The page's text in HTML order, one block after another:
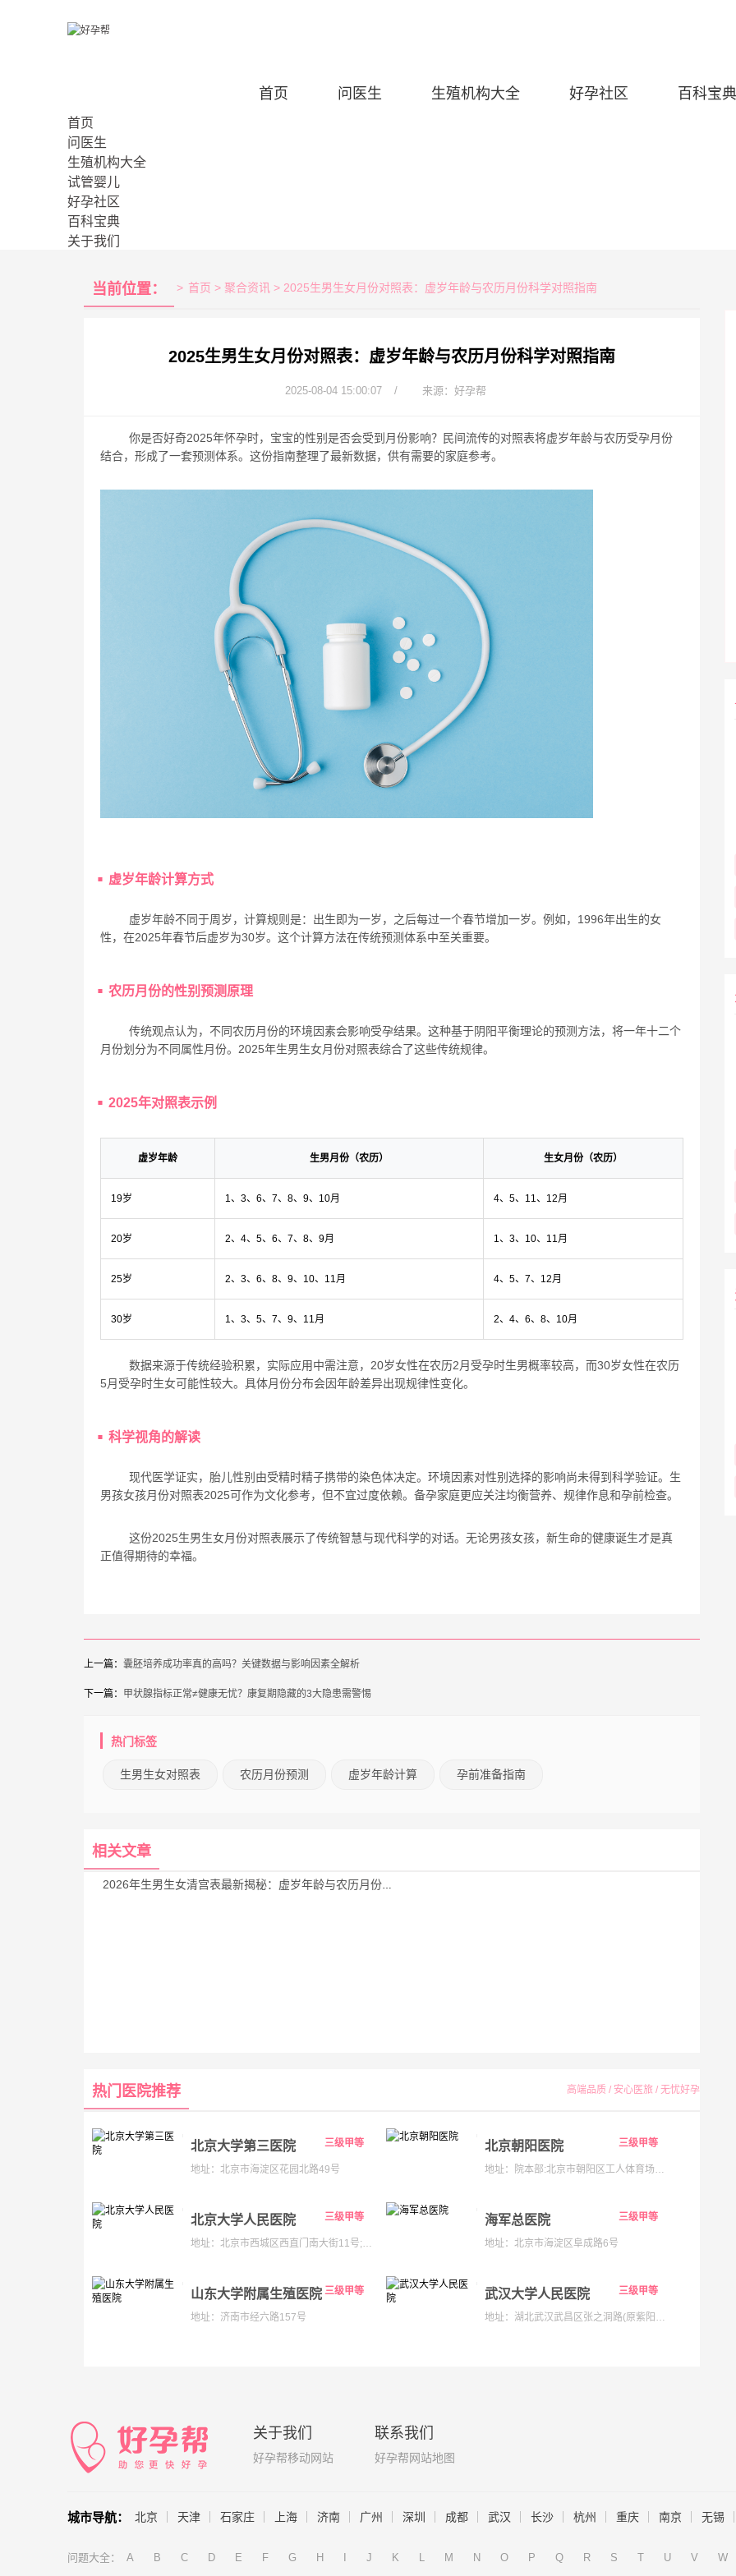
首页 问医生 生殖机构大全 好孕社区 百科宝典
首页
问医生
生殖机构大全
试管婴儿
好孕社区
百科宝典
关于我们
当前位置： > 首页 > 聚合资讯 > 2025生男生女月份对照表：虚岁年龄与农历月份科学对照指南
2025生男生女月份对照表：虚岁年龄与农历月份科学对照指南
2025-08-04 15:00:07 / 来源：好孕帮
你是否好奇2025年怀孕时，宝宝的性别是否会受到月份影响？民间流传的对照表将虚岁年龄与农历受孕月份
结合，形成了一套预测体系。这份指南整理了最新数据，供有需要的家庭参考。
虚岁年龄计算方式
虚岁年龄不同于周岁，计算规则是：出生即为一岁，之后每过一个春节增加一岁。例如，1996年出生的女
性，在2025年春节后虚岁为30岁。这个计算方法在传统预测体系中至关重要。
农历月份的性别预测原理
传统观点认为，不同农历月份的环境因素会影响受孕结果。这种基于阴阳平衡理论的预测方法，将一年十二个
月份划分为不同属性月份。2025年生男生女月份对照表综合了这些传统规律。
2025年对照表示例
虚岁年龄 生男月份（农历） 生女月份（农历）
19岁 1、3、6、7、8、9、10月 4、5、11、12月
20岁 2、4、5、6、7、8、9月 1、3、10、11月
25岁 2、3、6、8、9、10、11月 4、5、7、12月
30岁 1、3、5、7、9、11月 2、4、6、8、10月
数据来源于传统经验积累，实际应用中需注意，20岁女性在农历2月受孕时生男概率较高，而30岁女性在农历
5月受孕时生女可能性较大。具体月份分布会因年龄差异出现规律性变化。
科学视角的解读
现代医学证实，胎儿性别由受精时精子携带的染色体决定。环境因素对性别选择的影响尚未得到科学验证。生
男孩女孩月份对照表2025可作为文化参考，但不宜过度依赖。备孕家庭更应关注均衡营养、规律作息和孕前检查。
这份2025生男生女月份对照表展示了传统智慧与现代科学的对话。无论男孩女孩，新生命的健康诞生才是真
正值得期待的幸福。
上一篇： 囊胚培养成功率真的高吗？关键数据与影响因素全解析
下一篇： 甲状腺指标正常≠健康无忧？康复期隐藏的3大隐患需警惕
热门标签
生男生女对照表 农历月份预测 虚岁年龄计算 孕前准备指南
相关文章
2026年生男生女清宫表最新揭秘：虚岁年龄与农历月份精准预测指南
热门医院推荐 高端品质 / 安心医旅 / 无忧好孕
北京大学第三医院 三级甲等
地址：北京市海淀区花园北路49号
北京朝阳医院 三级甲等
地址：院本部:北京市朝阳区工人体育场南路8号;京西院区:石景山区京原路5号
北京大学人民医院 三级甲等
地址：北京市西城区西直门南大街11号;老院:西城区阜内大街133号;海淀院区：北京市海淀区昌平路南段36号
海军总医院 三级甲等
地址：北京市海淀区阜成路6号
山东大学附属生殖医院 三级甲等
地址：济南市经六路157号
武汉大学人民医院 三级甲等
地址：湖北武汉武昌区张之洞路(原紫阳路)99号解放路238号
关于我们
好孕帮移动网站
联系我们
好孕帮网站地图
城市导航： 北京 天津 石家庄 上海 济南 广州 深圳 成都 武汉 长沙 杭州 重庆 南京 无锡
问题大全： A B C D E F G H J K M N O P Q R S T U V W